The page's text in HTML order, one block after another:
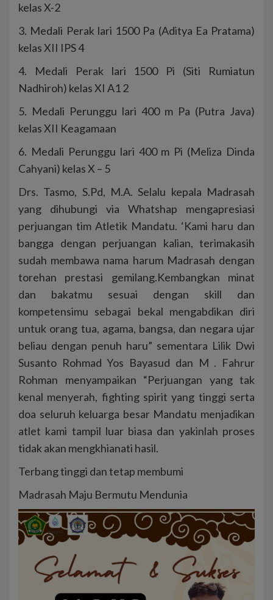
kelas X-2
3. Medali Perak lari 1500 Pa (Aditya Ea Pratama)
kelas XII IPS 4
4. Medali Perak lari 1500 Pi (Siti Rumiatun
Nadhiroh) kelas XI A1 2
5. Medali Perunggu lari 400 m Pa (Putra Java)
kelas XII Keagamaan
6. Medali Perunggu lari 400 m Pi (Meliza Dinda
Cahyani) kelas X – 5
Drs. Tasmo, S.Pd, M.A. Selalu kepala Madrasah
yang dihubungi via Whatshap mengapresiasi
perjuangan tim Atletik Mandatu. ‘Kami haru dan
bangga dengan perjuangan kalian, terimakasih
sudah membawa nama harum Madrasah dengan
torehan prestasi gemilang.Kembangkan minat
dan bakatmu sesuai dengan skill dan
kompetensimu sebagai bekal mengabdikan diri
untuk orang tua, agama, bangsa, dan negara ujar
beliau dengan penuh haru” sementara Lilik Dwi
Susanto Rohmad Yos Bayasud dan M . Fahrur
Rohman menyampaikan “Perjuangan yang tak
kenal menyerah, fighting spirit yang tinggi serta
doa seluruh keluarga besar Mandatu menjadikan
atlet kami tampil luar biasa dan yakinlah proses
tidak akan mengkhianati hasil.
Terbang tinggi dan tetap membumi
Madrasah Maju Bermutu Mendunia